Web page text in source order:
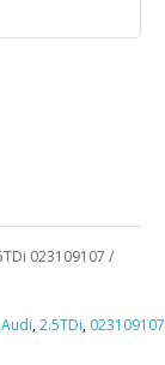
023109107 /
Audi,2.5TDi, 023109107